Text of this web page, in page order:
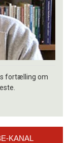
fortælling om
KANAL